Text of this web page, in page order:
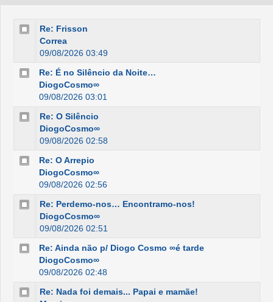
Re: Frisson
Correa
09/08/2026 03:49
Re: É no Silêncio da Noite…
DiogoCosmo∞
09/08/2026 03:01
Re: O Silêncio
DiogoCosmo∞
09/08/2026 02:58
Re: O Arrepio
DiogoCosmo∞
09/08/2026 02:56
Re: Perdemo-nos… Encontramo-nos!
DiogoCosmo∞
09/08/2026 02:51
Re: Ainda não p/ Diogo Cosmo ∞é tarde
DiogoCosmo∞
09/08/2026 02:48
Re: Nada foi demais... Papai e mamãe!